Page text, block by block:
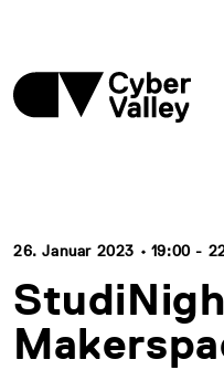
26. Januar 2023 • 19:00 -